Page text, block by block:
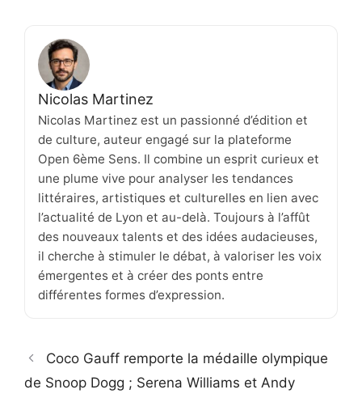
Nicolas Martinez
Nicolas Martinez est un passionné d’édition et
de culture, auteur engagé sur la plateforme
Open 6ème Sens. Il combine un esprit curieux et
une plume vive pour analyser les tendances
littéraires, artistiques et culturelles en lien avec
l’actualité de Lyon et au-delà. Toujours à l’affût
des nouveaux talents et des idées audacieuses,
il cherche à stimuler le débat, à valoriser les voix
émergentes et à créer des ponts entre
différentes formes d’expression.
Coco Gauff remporte la médaille olympique
de Snoop Dogg ; Serena Williams et Andy